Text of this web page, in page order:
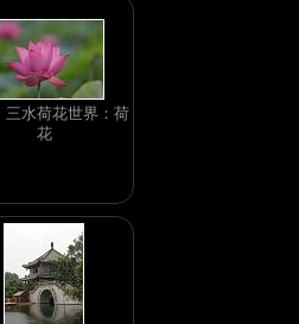
三水荷花世界：荷
花